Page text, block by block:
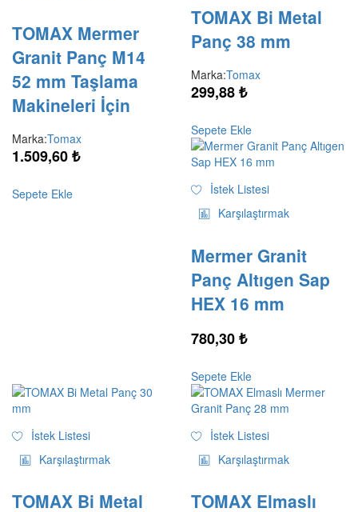
TOMAX Mermer
Granit Panç M14
52 mm Taşlama
Makineleri İçin
Marka:Tomax
1.509,60₺
Sepete Ekle
TOMAX Bi Metal
Panç 38 mm
Marka:Tomax
299,88₺
Sepete Ekle
İstek Listesi
Karşılaştırmak
Mermer Granit
Panç Altıgen Sap
HEX 16 mm
780,30₺
Sepete Ekle
İstek Listesi
Karşılaştırmak
TOMAX Bi Metal
İstek Listesi
Karşılaştırmak
TOMAX Elmaslı